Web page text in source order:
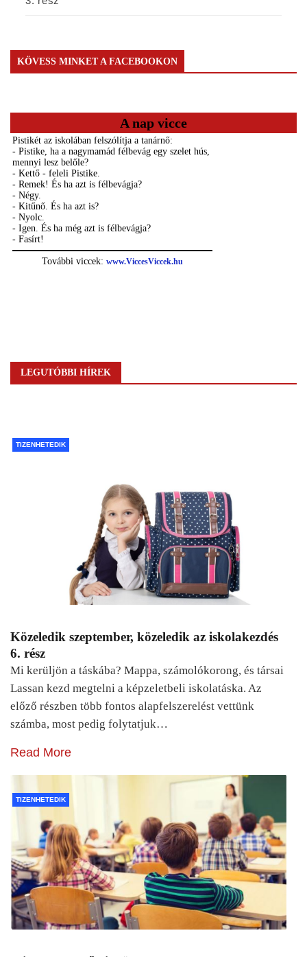
KÖVESS MINKET A FACEBOOKON
A nap vicce
LEGUTÓBBI HÍREK
TIZENHETEDIK
Közeledik szeptember, közeledik az iskolakezdés
6. rész
Mi kerüljön a táskába? Mappa, számolókorong, és társai
Lassan kezd megtelni a képzeletbeli iskolatáska. Az
előző részben több fontos alapfelszerelést vettünk
számba, most pedig folytatjuk…
Read More
TIZENHETEDIK